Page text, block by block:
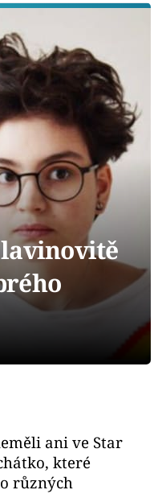
lavinovitě
ani ve Star
které
různých